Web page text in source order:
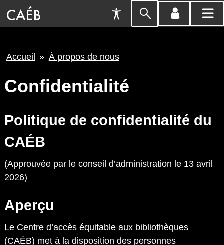
Préférences
d'accessibilité
Passer
menu
menu
Fil
Accueil À propos de nous
Confidentialité
Politique de confidentialité du
CAÉB
(Approuvée par le conseil d’administration le 13 avril
2026)
Aperçu
Le Centre d’accès équitable aux bibliothèques
(CAÉB) met à la disposition des personnes